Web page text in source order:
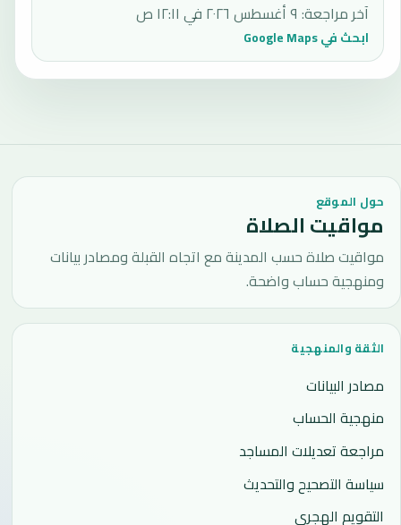
آخر مراجعة: ٩ أغسطس ٢٠٢٦ في ١٢:١١ ص
ابحث في Google Maps
حول الموقع
مواقيت الصلاة
مواقيت صلاة حسب المدينة مع اتجاه القبلة ومصادر بيانات
ومنهجية حساب واضحة.
الثقة والمنهجية
مصادر البيانات
منهجية الحساب
مراجعة تعديلات المساجد
سياسة التصحيح والتحديث
التقويم الهجري